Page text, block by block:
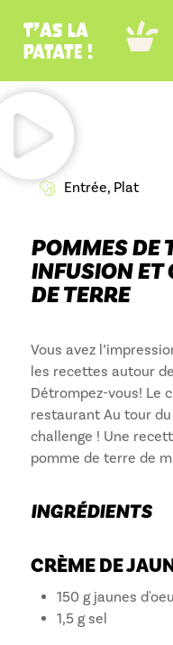
T’as la
patate !
Entrée, Plat
POMMES DE
INFUSION ET
DE TERRE
Vous avez
les recettes autour
Détrompez-vous! Le
restaurant Au tour
challenge ! Une
pomme de terre de
INGRÉDIENTS
CRÈME DE
150 g jaunes
1,5 g sel